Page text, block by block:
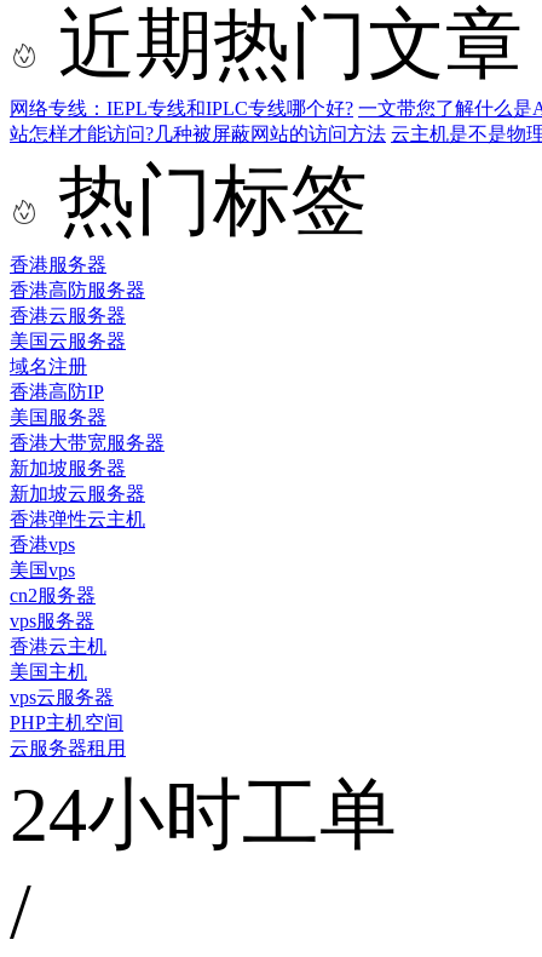
近期热门文章
网络专线：IEPL专线和IPLC专线哪个好? 一文带您了解什么是
站怎样才能访问?几种被屏蔽网站的访问方法 云主机是不是物
热门标签
香港服务器
香港高防服务器
香港云服务器
美国云服务器
域名注册
香港高防IP
美国服务器
香港大带宽服务器
新加坡服务器
新加坡云服务器
香港弹性云主机
香港vps
美国vps
cn2服务器
vps服务器
香港云主机
美国主机
vps云服务器
PHP主机空间
云服务器租用
24小时工单
/